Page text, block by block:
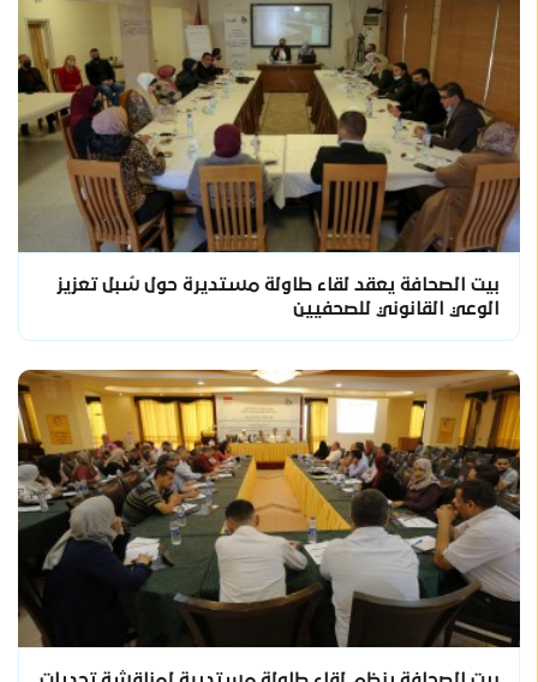
بيت الصحافة يعقد لقاء طاولة مستديرة حول سُبل تعزيز
الوعي القانوني للصحفيين